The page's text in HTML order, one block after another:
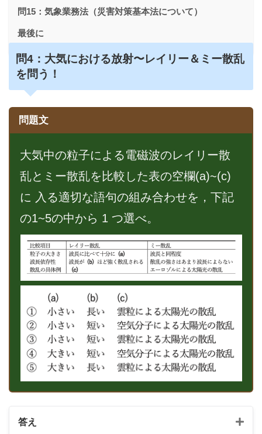
問15：気象業務法（災害対策基本法について）
最後に
問4： 大気における放射〜レイリー＆ミー散乱
を問う！
問題文
大気中の粒子による電磁波のレイリー散
乱とミー散乱を比較した表の空欄(a)~(c)
に 入る適切な語句の組み合わせを，下記
の1~5の中から 1 つ選べ。
答え